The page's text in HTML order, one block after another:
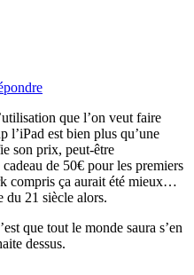
que l’on veut faire
l’iPad est bien plus qu’une
son prix, peut-être
cadeau de 50€ pour les premiers
compris ça aurait été mieux…
du 21 siècle alors.
que tout le monde saura s’en
dessus.